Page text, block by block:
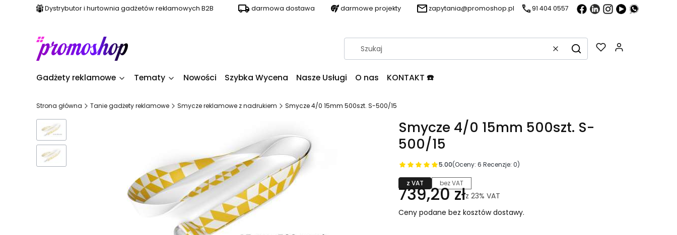
Dystrybutor i hurtownia gadżetów reklamowych B2B darmowa dostawa darmowe projekty zapytania@promoshop.pl 91 404 0557
WyczyśćSzukaj
Gadżety reklamowe Tematy Nowości Szybka Wycena Nasze Usługi O nas KONTAKT ☎️
Strona główna Tanie gadżety reklamowe Smycze reklamowe z nadrukiem Smycze 4/0 15mm 500szt. S-500/15
Smycze 4/0 15mm 500szt. S-
500/15
5.00(Oceny: 6 Recenzje: 0)
z VAT bez VAT
739,20 złz 23% VAT
Ceny podane bez kosztów dostawy.